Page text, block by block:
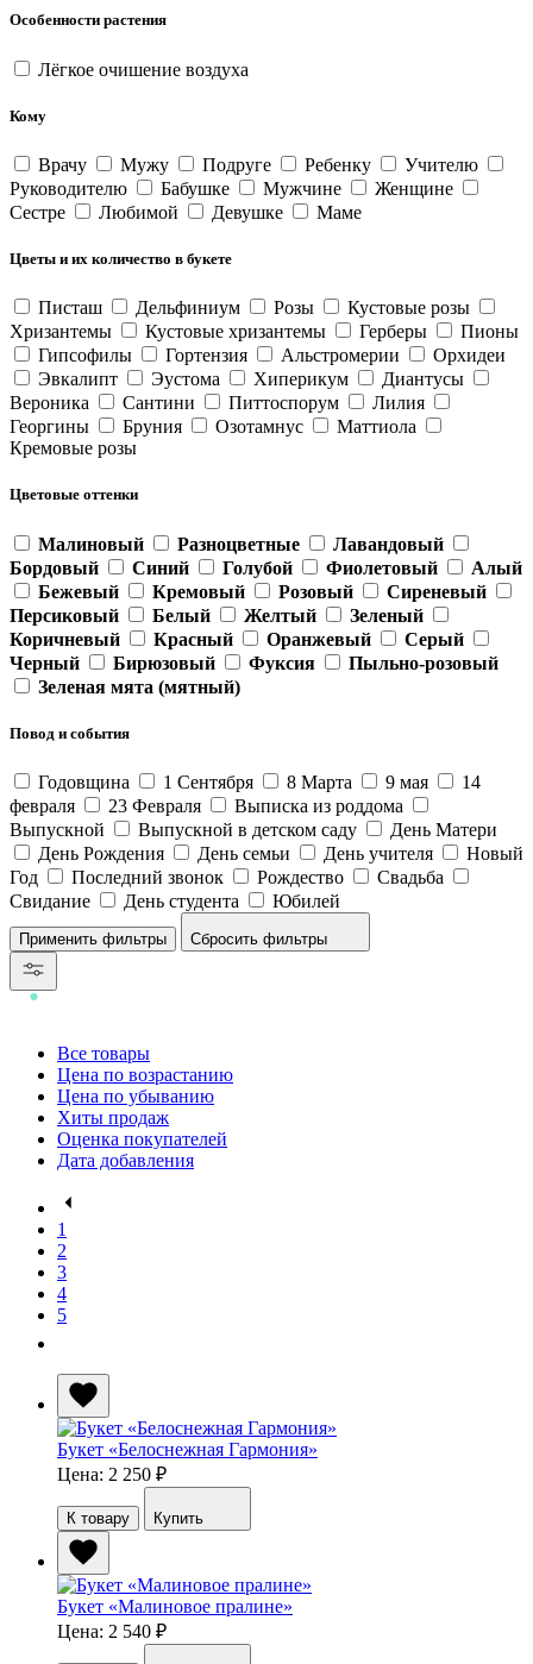
Особенности растения
Лёгкое очишение воздуха
Кому
Врачу Мужу Подруге Ребенку
Учителю
Руководителю
Бабушке Мужчине
Женщине
Сестре
Любимой Девушке Маме
Цветы и их количество в букете
Писташ Дельфиниум Розы
Кустовые розы
Хризантемы
Кустовые хризантемы Герберы
Пионы
Гипсофилы
Гортензия Альстромерии
Орхидеи
Эвкалипт
Эустома Хиперикум
Диантусы
Вероника
Сантини Питтоспорум
Лилия
Георгины
Бруния Озотамнус
Маттиола
Кремовые розы
Цветовые оттенки
Малиновый Разноцветные
Лавандовый
Бордовый
Синий Голубой Фиолетовый
Алый
Бежевый
Кремовый Розовый
Сиреневый
Персиковый
Белый Желтый
Зеленый
Коричневый
Красный Оранжевый
Серый
Черный
Бирюзовый Фуксия
Пыльно-розовый
Зеленая мята (мятный)
Повод и события
Годовщина 1 Сентября 8 Марта 9 мая
14
февраля
23 Февраля
Выписка из роддома
Выпускной
Выпускной в детском саду
День Матери
День Рождения
День семьи День учителя
Новый
Год
Последний звонок Рождество
Свадьба
Свидание
День студента Юбилей
Сбросить фильтры
Все товары
Цена по возрастанию
Цена по убыванию
Хиты продаж
Оценка покупателей
Дата добавления
1
2
3
4
5
Букет «Белоснежная Гармония»
Цена: 2 250 ₽
К товару Купить
Букет «Малиновое пралине»
Цена: 2 540 ₽